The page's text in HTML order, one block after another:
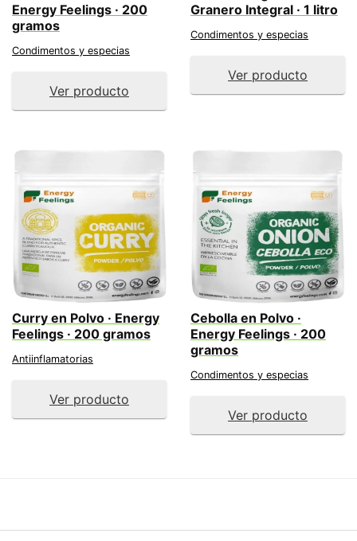
Energy Feelings · 200
gramos
Condimentos y especias
Ver producto
Granero Integral · 1 litro
Condimentos y especias
Ver producto
Curry en Polvo · Energy
Feelings · 200 gramos
Antiinflamatorias
Ver producto
Cebolla en Polvo ·
Energy Feelings · 200
gramos
Condimentos y especias
Ver producto